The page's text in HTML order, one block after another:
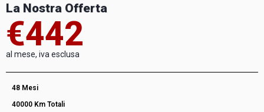
La Nostra Offerta
€442
al mese, iva esclusa
48 Mesi
40000 Km Totali